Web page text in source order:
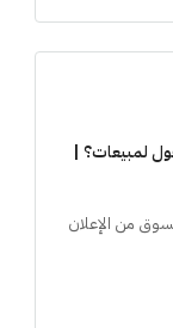
لمبيعات؟ |
من الإعلان